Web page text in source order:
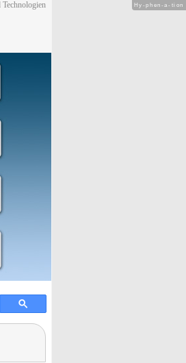
Hy-phen-a-tion